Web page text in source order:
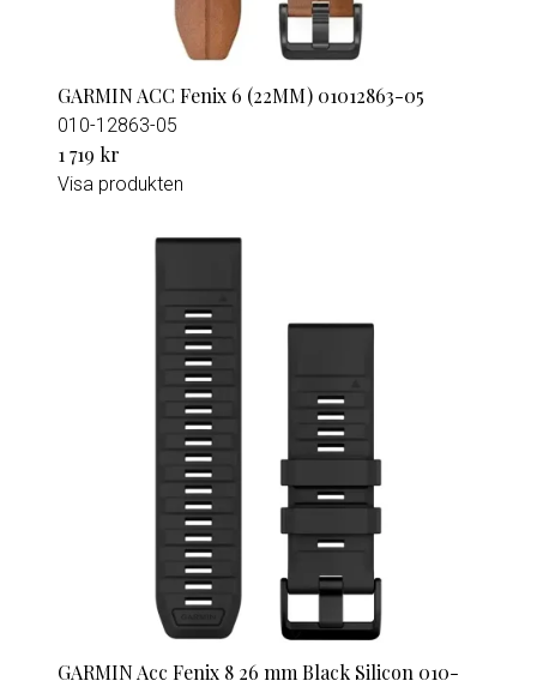
GARMIN ACC Fenix 6 (22MM) 01012863-05
010-12863-05
1 719 kr
Visa produkten
GARMIN Acc Fenix 8 26 mm Black Silicon 010-